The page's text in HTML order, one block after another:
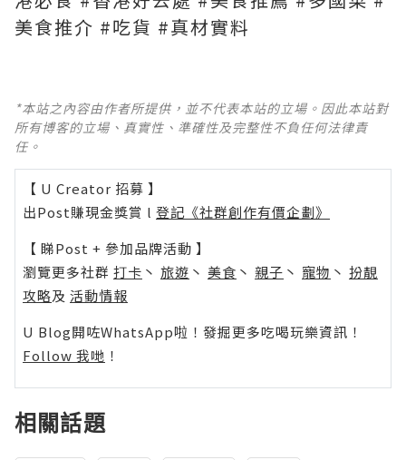
美食推介 #吃貨 #真材實料
*本站之內容由作者所提供，並不代表本站的立場。因此本站對
所有博客的立場、真實性、準確性及完整性不負任何法律責
任。
【 U Creator 招募 】
出Post賺現金獎賞 l 登記《社群創作有價企劃》
【 睇Post + 參加品牌活動 】
瀏覽更多社群 打卡 丶 旅遊 丶 美食 丶 親子 丶 寵物 丶 扮靚
攻略及 活動情報
U Blog開咗WhatsApp啦！發掘更多吃喝玩樂資訊！
Follow 我哋 ！
相關話題